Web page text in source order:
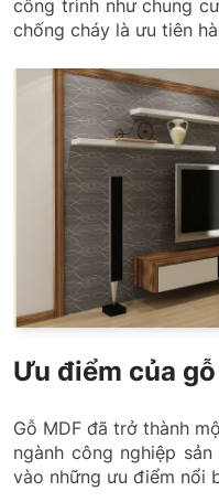
công trình như chung
chống cháy là ưu tiên
Ưu điểm của gỗ
Gỗ MDF đã trở thành
ngành công nghiệp
vào những ưu điểm nổi